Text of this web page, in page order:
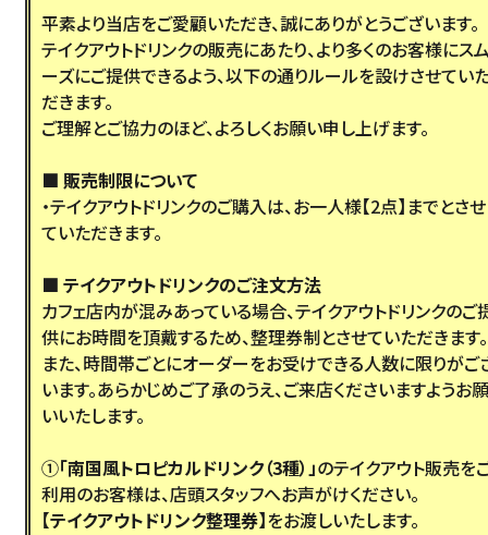
平素より当店をご愛顧いただき、誠にありがとうございます。
テイクアウトドリンクの販売にあたり、より多くのお客様にス
ーズにご提供できるよう、以下の通りルールを設けさせてい
だきます。
ご理解とご協力のほど、よろしくお願い申し上げます。
■ 販売制限について
・テイクアウトドリンクのご購入は、お一人様【2点】までとさせ
ていただきます。
■ テイクアウトドリンクのご注文方法
カフェ店内が混みあっている場合、テイクアウトドリンクのご
供にお時間を頂戴するため、整理券制とさせていただきます。
また、時間帯ごとにオーダーをお受けできる人数に限りがご
います。あらかじめご了承のうえ、ご来店くださいますようお願
いいたします。
①「南国風トロピカルドリンク（3種）」のテイクアウト販売を
利用のお客様は、店頭スタッフへお声がけください。
【テイクアウトドリンク整理券】をお渡しいたします。